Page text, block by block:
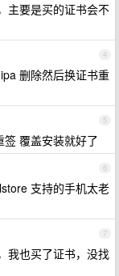
主要是买的证书会不
4
删除然后换证书重
5
覆盖安装就好了
6
支持的手机太老
7
我也买了证书，没找